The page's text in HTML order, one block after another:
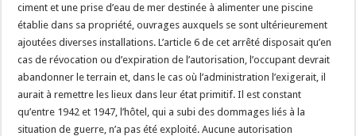
ciment et une prise d’eau de mer destinée à alimenter une piscine
établie dans sa propriété, ouvrages auxquels se sont ultérieurement
ajoutées diverses installations. L’article 6 de cet arrêté disposait qu’en
cas de révocation ou d’expiration de l’autorisation, l’occupant devrait
abandonner le terrain et, dans le cas où l’administration l’exigerait, il
aurait à remettre les lieux dans leur état primitif. Il est constant
qu’entre 1942 et 1947, l’hôtel, qui a subi des dommages liés à la
situation de guerre, n’a pas été exploité. Aucune autorisation